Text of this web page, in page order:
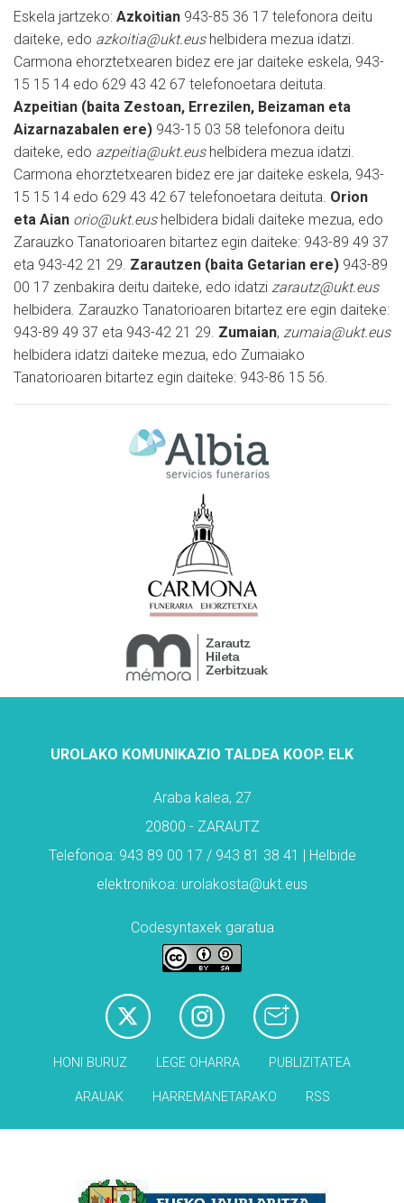
Eskela jartzeko: Azkoitian 943-85 36 17 telefonora deitu
daiteke, edo azkoitia@ukt.eushelbidera mezua idatzi.
Carmona ehorztetxearen bidez ere jar daiteke eskela, 943-
15 15 14 edo 629 43 42 67 telefonoetara deituta.
Azpeitian (baita Zestoan, Errezilen, Beizaman eta
Aizarnazabalen ere) 943-15 03 58 telefonora deitu
daiteke, edo azpeitia@ukt.eushelbidera mezua idatzi.
Carmona ehorztetxearen bidez ere jar daiteke eskela, 943-
15 15 14 edo 629 43 42 67 telefonoetara deituta. Orion
eta Aian orio@ukt.eushelbidera bidali daiteke mezua, edo
Zarauzko Tanatorioaren bitartez egin daiteke: 943-89 49 37
eta 943-42 21 29. Zarautzen (baita Getarian ere) 943-89
00 17 zenbakira deitu daiteke, edo idatzi zarautz@ukt.eus
helbidera. Zarauzko Tanatorioaren bitartez ere egin daiteke:
943-89 49 37 eta 943-42 21 29. Zumaian, zumaia@ukt.eus
helbidera idatzi daiteke mezua, edo Zumaiako
Tanatorioaren bitartez egin daiteke: 943-86 15 56.
UROLAKO KOMUNIKAZIO TALDEA KOOP. ELK
Araba kalea, 27
20800 - ZARAUTZ
Telefonoa: 943 89 00 17 / 943 81 38 41 | Helbide
elektronikoa: urolakosta@ukt.eus
Codesyntaxek garatua
HONI BURUZ LEGE OHARRA PUBLIZITATEA
ARAUAK HARREMANETARAKO RSS